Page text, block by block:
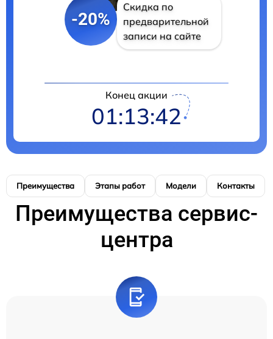
-20%
Скидка по
предварительной
записи на сайте
Конец акции
01:13:41
Преимущества Этапы работ Модели Контакты
Преимущества сервис-
центра